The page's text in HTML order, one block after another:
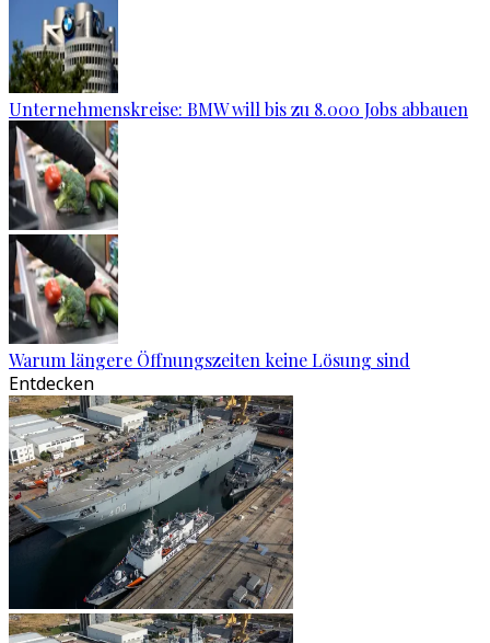
Unternehmenskreise: BMW will bis zu 8.000 Jobs abbauen
Warum längere Öffnungszeiten keine Lösung sind
Entdecken